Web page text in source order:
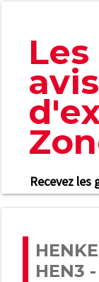
avis
Recevez les
HEN3 -